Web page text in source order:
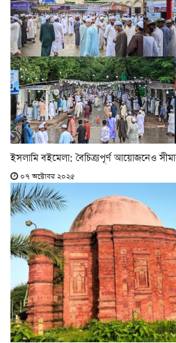
ইসলামি বইমেলা: বৈচিত্র্যপূর্ণ আয়োজনেও
০৭ অক্টোবর ২০২৫